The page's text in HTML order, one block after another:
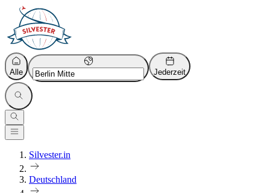
Alle Jederzeit
Silvester.in
Deutschland